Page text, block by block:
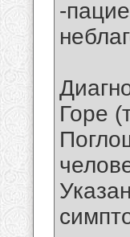
-
Горе